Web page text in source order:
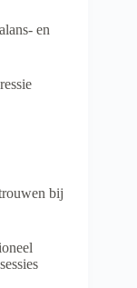
en
bij